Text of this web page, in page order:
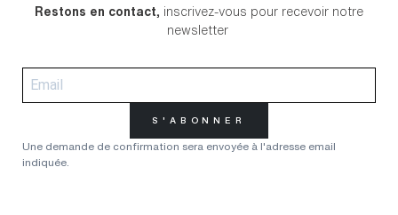
Restons en contact, inscrivez-vous pour recevoir notre
newsletter
S'ABONNER
Une demande de confirmation sera envoyée à l'adresse email
indiquée.